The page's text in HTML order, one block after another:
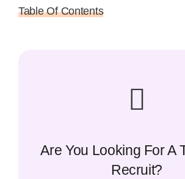
Table Of Contents
Are You Looking For A
Recruit?